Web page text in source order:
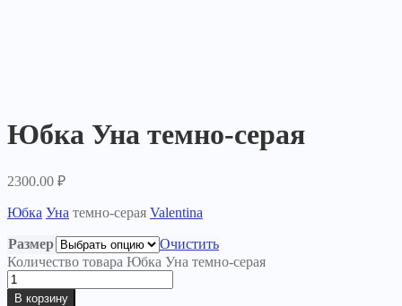
Юбка Уна темно-серая
2300.00 ₽
Юбка Уна темно-серая Valentina
Размер
Очистить
Количество товара Юбка Уна темно-серая
В корзину